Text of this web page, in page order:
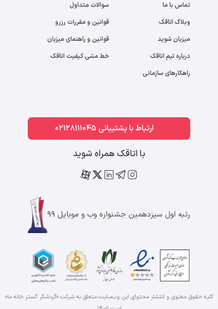
تماس با ما
وبلاگ اتاقک
میزبان شوید
درباره تیم اتاقک
راهکارهای سازمانی
سوالات متداول
قوانین و مقررات رزرو
قوانین و راهنمای میزبان
خط مشی کیفیت اتاقک
ارتباط با پشتیبانی 02128111045
با اتاقک همراه شوید
رتبه اول سیزدهمین جشنواره وب و موبایل ۹۹
کلیه حقوق معنوی و انتشار محتوای این وب‌سایت متعلق به شرکت «گردشگر گستر خانه ما»